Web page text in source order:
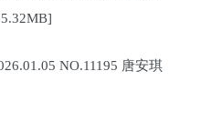
NO.11195 唐安琪